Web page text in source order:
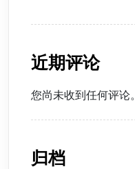
近期评论
您尚未收到任何评论。
归档